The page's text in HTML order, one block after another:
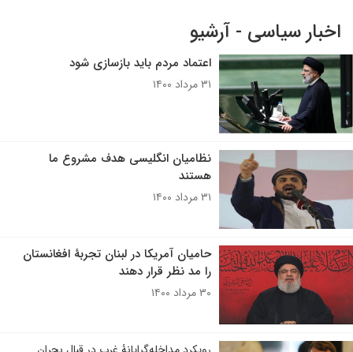
اخبار سیاسی - آرشیو
اعتماد مردم باید بازسازی شود
۳۱ مرداد ۱۴۰۰
نظامیان انگلیسی هدف مشروع ما
هستند
۳۱ مرداد ۱۴۰۰
حامیان آمریکا در لبنان تجربۀ افغانستان
را مد نظر قرار دهند
۳۰ مرداد ۱۴۰۰